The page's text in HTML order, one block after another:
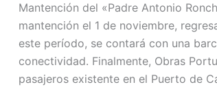
Mantención del «Padre Antonio
mantención el 1 de noviembre,
este período, se contará con una
conectividad. Finalmente, Obras
pasajeros existente en el Puerto de